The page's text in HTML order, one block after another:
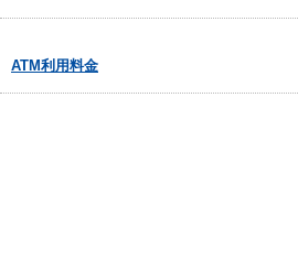
ATM利用料金